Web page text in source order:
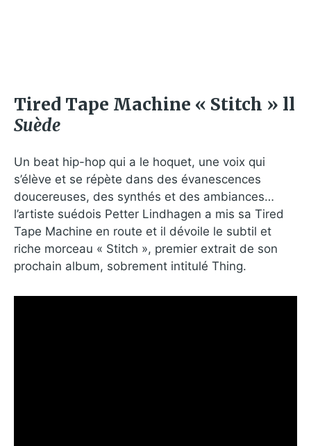
Tired Tape Machine « Stitch » ll
Suède
Un beat hip-hop qui a le hoquet, une voix qui
s’élève et se répète dans des évanescences
doucereuses, des synthés et des ambiances…
l’artiste suédois Petter Lindhagen a mis sa Tired
Tape Machine en route et il dévoile le subtil et
riche morceau « Stitch », premier extrait de son
prochain album, sobrement intitulé Thing.